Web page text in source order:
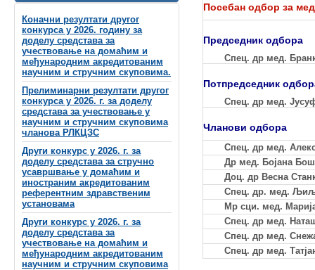
Коначни резултати другог
конкурса у 2026. годину за
доделу средстава за
учествовање на домаћим и
међународним акредитованим
научним и стручним скуповима.
Прелиминарни резултати другог
конкурса у 2026. г. за доделу
средстава за учествовање у
научним и стручним скуповима
чланова РЛКЦЗС
Други конкурс у 2026. г. за
доделу средстава за стручно
усавршвање у домаћим и
иностраним акредитованим
референтним здравственим
установама
Други конкурс у 2026. г. за
доделу средстава за
учествовање на домаћим и
међународним акредитованим
научним и стручним скуповима
Посебан одбор за
Председник одбора
Спец. др мед.
Потпредседник
Спец. др мед.
Чланови одбора
Спец. др мед.
Др мед. Бојана
Доц. др Весна
Спец. др. мед.
Мр сци. мед.
Спец. др мед.
Спец. др мед.
Спец. др мед.